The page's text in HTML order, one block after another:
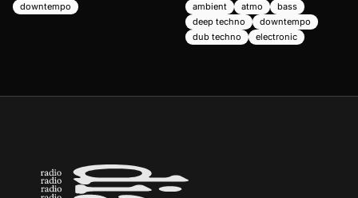
Avec pour seule et même intention : une diversion vers
downtempo ambient atmo
bass
deep techno
downtempo
dub techno
electronic